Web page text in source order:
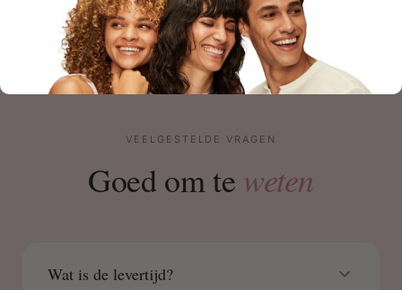
VEELGESTELDE VRAGEN
Goed om te weten
Wat is de levertijd?